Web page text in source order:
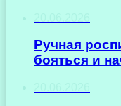
Ручная
бояться и